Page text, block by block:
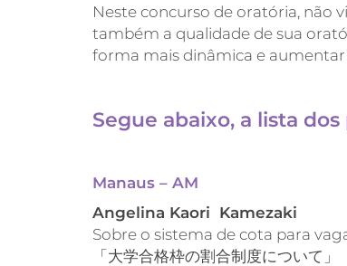
Neste concurso de oratória, não
também a qualidade de sua
forma mais dinâmica e
Segue abaixo, a lista
Manaus – AM
Angelina Kaori Kamezaki
Sobre o sistema de cota para
「大学合格枠の割合制度について」